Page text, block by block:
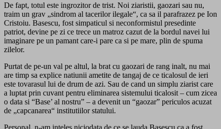
De fapt, totul este ingrozitor de trist. Noi ziaristii, gaozari sau nu,
traim un grav „sindrom al tacerilor ilegale“, ca sa il parafrazez pe Ion
Cristoiu. Basescu, fost simpaticul si neconformistul presedinte
patriot, devine pe zi ce trece un matroz cazut de la bordul navei lui
imaginare pe un pamant care-i pare ca si pe mare, plin de spuma
zilelor.
Purtat de pe-un val pe altul, la brat cu gaozari de rang inalt, nu mai
are timp sa explice natiunii ametite de tangaj de ce ticalosul de ieri
este tovarasul lui de drum de azi. Sau de cand un simplu ziarist care
a luptat prin cuvant pentru eliminarea sistemului ticalosit – cum zicea
o data si “Base’ al nostru” – a devenit un “gaozar” periculos acuzat
de „capcanarea“ institutiilor statului.
Personal, n-am inteles niciodata de ce se lauda Basescu ca a fost